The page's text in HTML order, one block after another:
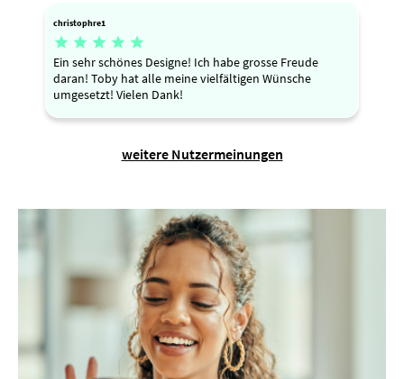
christophre1
    
Ein sehr schönes Designe! Ich habe grosse Freude
daran! Toby hat alle meine vielfältigen Wünsche
umgesetzt! Vielen Dank!
weitere Nutzermeinungen